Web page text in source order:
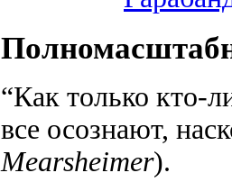
“Как только кто-
все осознают,
Mearsheimer).